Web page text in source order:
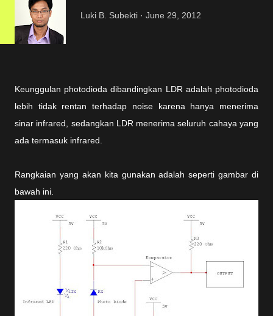
Luki B. Subekti June 29, 2012
Keunggulan photodioda dibandingkan LDR adalah photodioda
lebih tidak rentan terhadap noise karena hanya menerima
sinar infrared, sedangkan LDR menerima seluruh cahaya yang
ada termasuk infrared.
Rangkaian yang akan kita gunakan adalah seperti gambar di
bawah ini.